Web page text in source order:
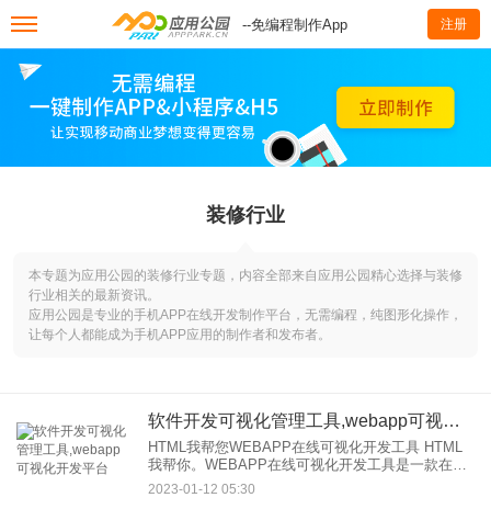
--免编程制作App 注册
装修行业
本专题为应用公园的装修行业专题，内容全部来自应用公园精心选择与装修
行业相关的最新资讯。
应用公园是专业的手机APP在线开发制作平台，无需编程，纯图形化操作，
让每个人都能成为手机APP应用的制作者和发布者。
软件开发可视化管理工具,webapp可视化开发平台
HTML我帮您WEBAPP在线可视化开发工具 HTML
我帮你。WEBAPP在线可视化开发工具是一款在线
可视化网站在线设计软件，它不需要专业知识，通
过鼠标拖拽，所见即所得，HTML5轻应用设计；网
2023-01-12 05:30